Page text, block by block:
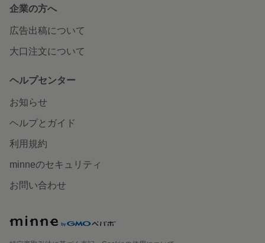
企業の方へ
広告出稿について
大口注文について
ヘルプセンター
お知らせ
ヘルプとガイド
利用規約
minneのセキュリティ
お問い合わせ